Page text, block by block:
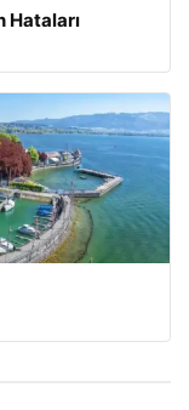
Hataları